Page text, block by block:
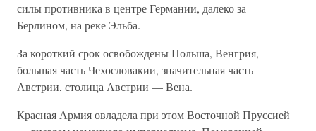
силы противника в центре Германии, далеко за
Берлином, на реке Эльба.
За короткий срок освобождены Польша, Венгрия,
большая часть Чехословакии, значительная часть
Австрии, столица Австрии — Вена.
Красная Армия овладела при этом Восточной Пруссией